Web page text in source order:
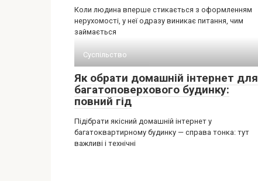
Коли людина вперше стикається з оформленням
нерухомості, у неї одразу виникає питання, чим
займається
Суспільство
Як обрати домашній інтернет для
багатоповерхового будинку:
повний гід
Підібрати якісний домашній інтернет у
багатоквартирному будинку — справа тонка: тут
важливі і технічні